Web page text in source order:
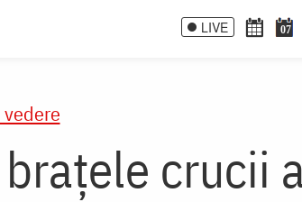
LIVE 07
crucii